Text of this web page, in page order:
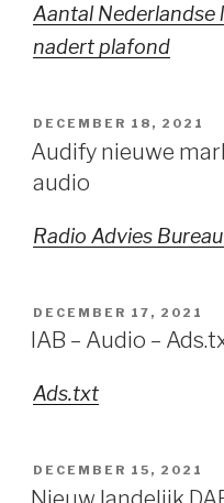
Aantal Nederlandse
nadert plafond
GEPLAATST
OP
DECEMBER 18, 2021
Audify nieuwe
audio
Radio Advies
GEPLAATST
OP
DECEMBER 17, 2021
IAB – Audio –
Ads.txt
GEPLAATST
OP
DECEMBER 15, 2021